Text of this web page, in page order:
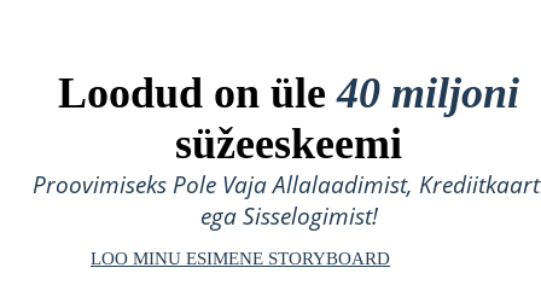
Loodud on üle40 miljoni
süžeeskeemi
Proovimiseks Pole Vaja Allalaadimist,
ega Sisselogimist!
LOO MINU ESIMENE STORYBOARD